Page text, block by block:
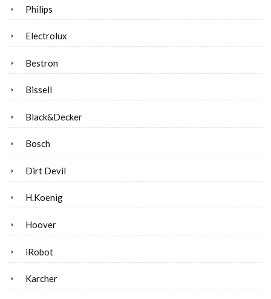
Philips
Electrolux
Bestron
Bissell
Black&Decker
Bosch
Dirt Devil
H.Koenig
Hoover
iRobot
Karcher